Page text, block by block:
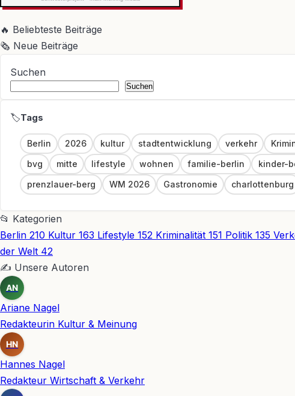
🔥 Beliebteste Beiträge
🗞 Neue Beiträge
Suchen
Suchen
🏷
Berlin 2026Linkkultur stadtentwicklung verkehr
bvg
mitte lifestyle wohnen familie-berlin kinder-
prenzlauer-berg
WM 2026 Gastronomie charlottenburg
📂 Kategorien
Berlin 210 Kultur 163 Lifestyle 152 Kriminalität 151 Politik 135
der Welt 42
✍ Unsere Autoren
AN
Ariane Nagel
Redakteurin Kultur & Meinung
HN
Hannes Nagel
Redakteur Wirtschaft & Verkehr